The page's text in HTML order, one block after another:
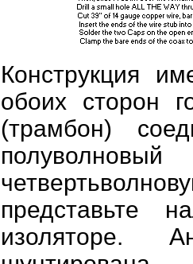
Конструкция
обоих сторон
(трамбон)
представьте
изоляторе.